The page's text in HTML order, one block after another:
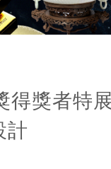
得獎者特
計